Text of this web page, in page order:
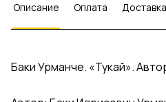
Описание Оплата Доставка
Баки Урманче. «Тукай».